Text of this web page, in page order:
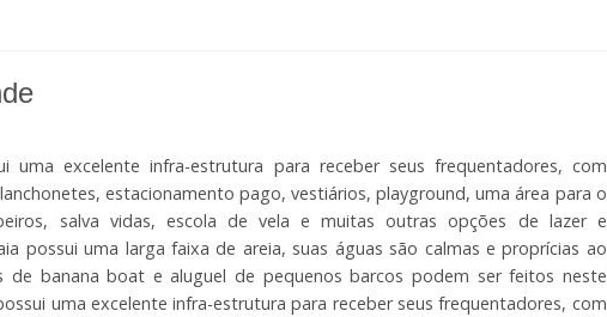
uma excelente infra-estrutura para receber seus frequentadores, com
estacionamento pago, vestiários, playground, uma área para o
salva vidas, escola de vela e muitas outras opções de lazer e
possui uma larga faixa de areia, suas águas são calmas e proprícias ao
de banana boat e aluguel de pequenos barcos podem ser feitos neste
uma excelente infra-estrutura para receber seus frequentadores, com